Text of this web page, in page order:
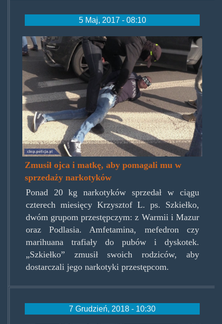
5 Maj, 2017 - 08:10
szkielko1.jpg
Zmusił ojca i matkę, aby pomagali mu w
sprzedaży narkotyków
Ponad 20 kg narkotyków sprzedał w ciągu
czterech miesięcy Krzysztof L. ps. Szkiełko,
dwóm grupom przestępczym: z Warmii i Mazur
oraz Podlasia. Amfetamina, mefedron czy
marihuana trafiały do pubów i dyskotek.
„Szkiełko” zmusił swoich rodziców, aby
dostarczali jego narkotyki przestępcom.
7 Grudzień, 2018 - 10:30